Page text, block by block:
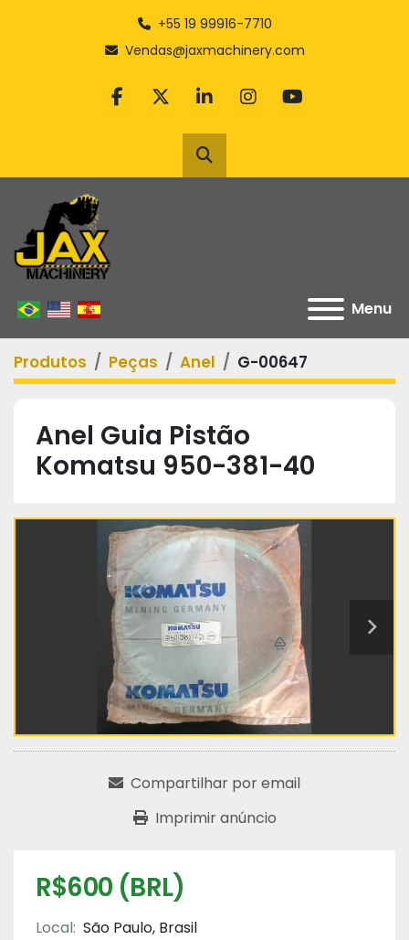
+55 19 99916-7710
Vendas@jaxmachinery.com
facebook
twitterlinkedininstagram
youtube
Pesquisar
Menu
Produtos Peças Anel G-00647
Anel Guia Pistão
Komatsu 950-381-40
Compartilhar por email
Imprimir anúncio
R$600 (BRL)
Local: São Paulo, Brasil